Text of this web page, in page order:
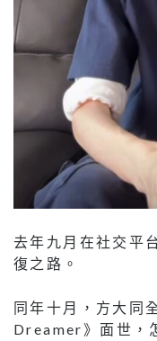
去年九月在社交平
復之路。
同年十月，方大同
Dreamer》面世，